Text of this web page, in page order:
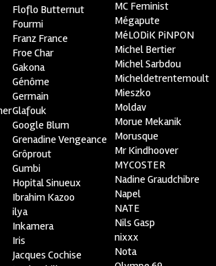
Floflo Butternut
Fourmi
Franz France
Froe Char
Gakona
Génôme
Germain
Glafouk
Google Blum
Grenadine Vengeance
Grôprout
Gumbi
Hopital Sinueux
Ibrahim Kazoo
ilya
Inkamera
Iris
Jacques Cochise
MC Feminist
Mégapute
MéLODiK PiNPON
Michel Bertier
Michel Sarbdou
Micheldetrentemoult
Mieszko
Moldav
Morue Mekanik
Morusque
Mr Kindhoover
MYCOSTER
Nadine Graudchibre
Napel
NATE
Nils Gasp
nixxx
Nota